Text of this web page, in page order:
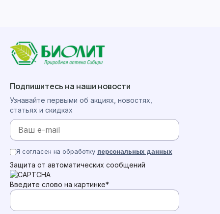
Подпишитесь на наши новости
Узнавайте первыми об акциях, новостях,
статьях и скидках
Я согласен на обработку персональных данных
Защита от автоматических сообщений
Введите слово на картинке*